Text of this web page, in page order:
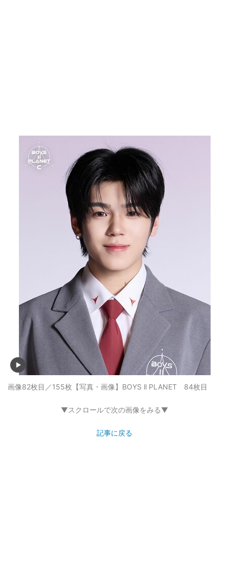
画像82枚目／155枚 【写真・画像】BOYS ll PLANET 84枚目
▼スクロールで次の画像をみる▼
記事に戻る